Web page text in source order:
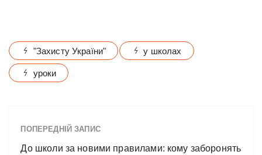
"Захисту України" у школах
уроки
ПОПЕРЕДНІЙ ЗАПИС
До школи за новими правилами: кому заборонять